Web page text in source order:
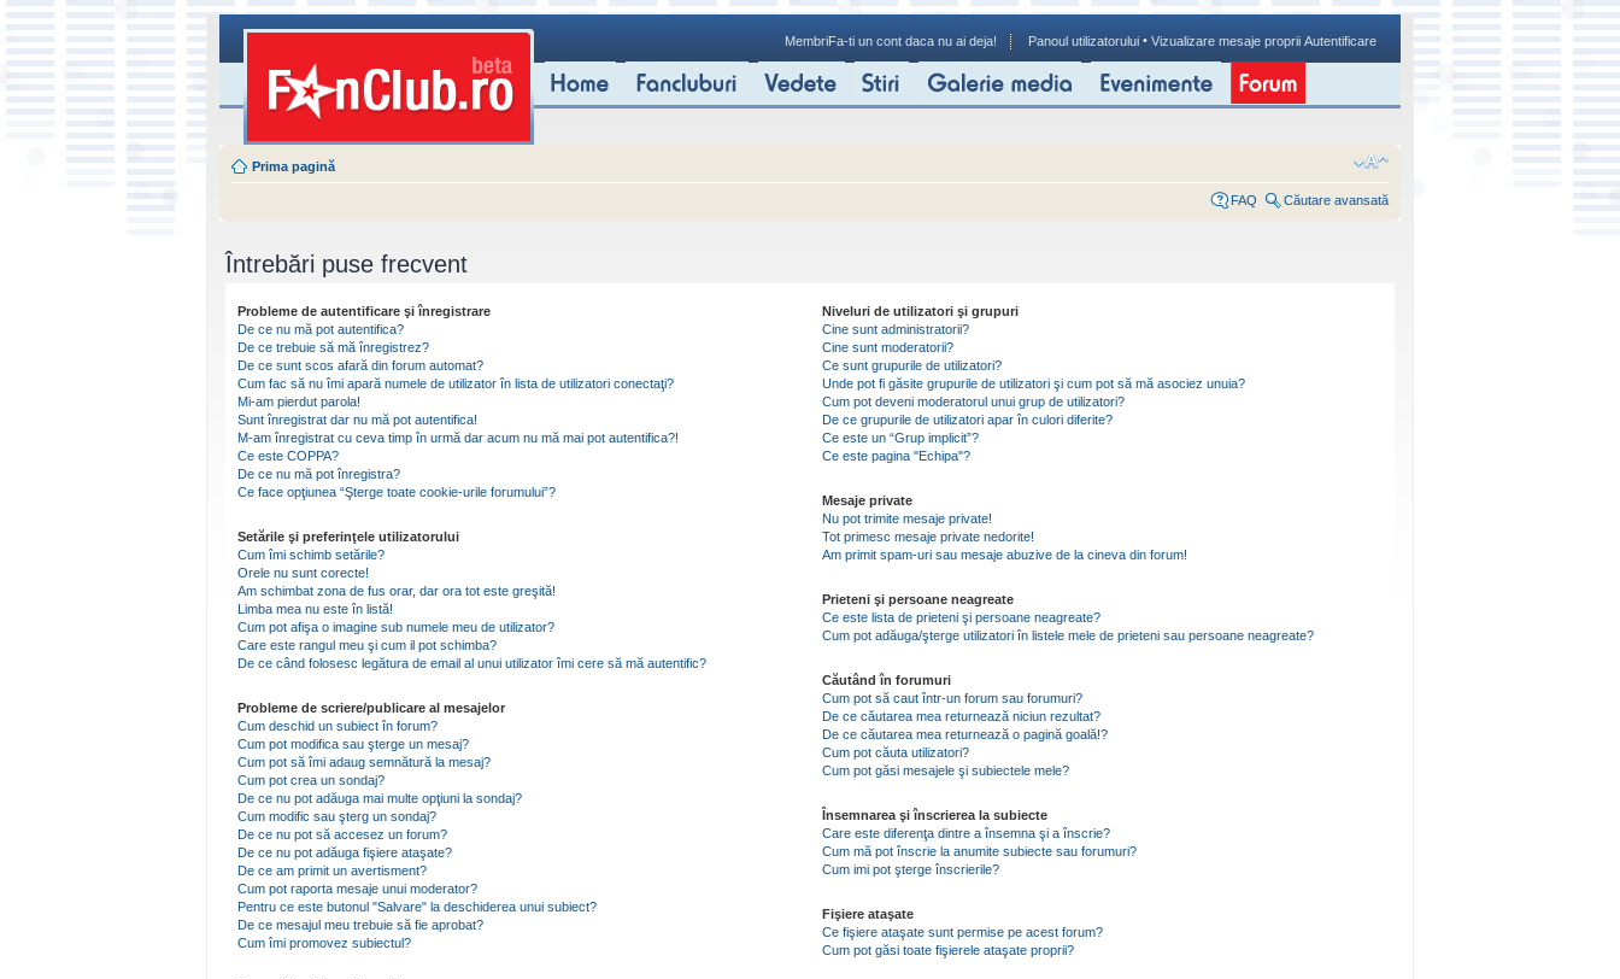
MembriFa-ti un cont daca nu ai deja! Panoul utilizatorului • Vizualizare mesaje proprii Autentificare
Prima pagină
FAQ Căutare avansată
Întrebări puse frecvent
Probleme de autentificare şi înregistrare
De ce nu mă pot autentifica?
De ce trebuie să mă înregistrez?
De ce sunt scos afară din forum automat?
Cum fac să nu îmi apară numele de utilizator în lista de utilizatori conectaţi?
Mi-am pierdut parola!
Sunt înregistrat dar nu mă pot autentifica!
M-am înregistrat cu ceva timp în urmă dar acum nu mă mai pot autentifica?!
Ce este COPPA?
De ce nu mă pot înregistra?
Ce face opţiunea “Şterge toate cookie-urile forumului”?
Setările şi preferinţele utilizatorului
Cum îmi schimb setările?
Orele nu sunt corecte!
Am schimbat zona de fus orar, dar ora tot este greşită!
Limba mea nu este în listă!
Cum pot afişa o imagine sub numele meu de utilizator?
Care este rangul meu şi cum il pot schimba?
De ce când folosesc legătura de email al unui utilizator îmi cere să mă autentific?
Probleme de scriere/publicare al mesajelor
Cum deschid un subiect în forum?
Cum pot modifica sau şterge un mesaj?
Cum pot să îmi adaug semnătură la mesaj?
Cum pot crea un sondaj?
De ce nu pot adăuga mai multe opţiuni la sondaj?
Cum modific sau şterg un sondaj?
De ce nu pot să accesez un forum?
De ce nu pot adăuga fişiere ataşate?
De ce am primit un avertisment?
Cum pot raporta mesaje unui moderator?
Pentru ce este butonul "Salvare" la deschiderea unui subiect?
De ce mesajul meu trebuie să fie aprobat?
Cum îmi promovez subiectul?
Niveluri de utilizatori şi grupuri
Cine sunt administratorii?
Cine sunt moderatorii?
Ce sunt grupurile de utilizatori?
Unde pot fi găsite grupurile de utilizatori şi cum pot să mă asociez unuia?
Cum pot deveni moderatorul unui grup de utilizatori?
De ce grupurile de utilizatori apar în culori diferite?
Ce este un “Grup implicit”?
Ce este pagina "Echipa"?
Mesaje private
Nu pot trimite mesaje private!
Tot primesc mesaje private nedorite!
Am primit spam-uri sau mesaje abuzive de la cineva din forum!
Prieteni şi persoane neagreate
Ce este lista de prieteni şi persoane neagreate?
Cum pot adăuga/şterge utilizatori în listele mele de prieteni sau persoane neagreate?
Căutând în forumuri
Cum pot să caut într-un forum sau forumuri?
De ce căutarea mea returnează niciun rezultat?
De ce căutarea mea returnează o pagină goală!?
Cum pot căuta utilizatori?
Cum pot găsi mesajele şi subiectele mele?
Însemnarea şi înscrierea la subiecte
Care este diferenţa dintre a însemna şi a înscrie?
Cum mă pot înscrie la anumite subiecte sau forumuri?
Cum imi pot şterge înscrierile?
Fişiere ataşate
Ce fişiere ataşate sunt permise pe acest forum?
Cum pot găsi toate fişierele ataşate proprii?